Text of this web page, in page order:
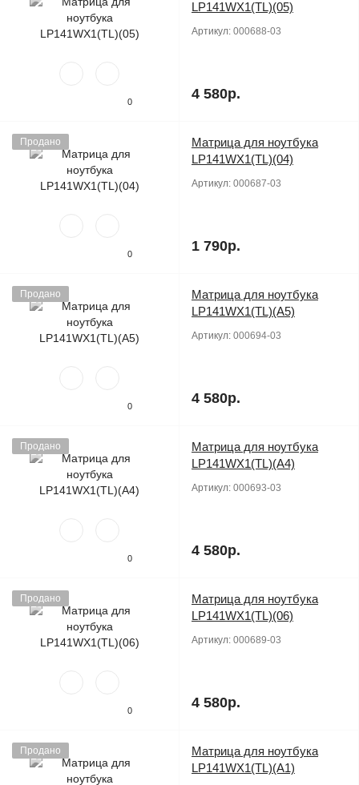
0
LP141WX1(TL)(05)
Артикул: 000688-03
4 580р.
Продано
0
Матрица для ноутбука
LP141WX1(TL)(04)
Артикул: 000687-03
1 790р.
Продано
0
Матрица для ноутбука
LP141WX1(TL)(A5)
Артикул: 000694-03
4 580р.
Продано
0
Матрица для ноутбука
LP141WX1(TL)(A4)
Артикул: 000693-03
4 580р.
Продано
0
Матрица для ноутбука
LP141WX1(TL)(06)
Артикул: 000689-03
4 580р.
Продано
Матрица для ноутбука
LP141WX1(TL)(A1)